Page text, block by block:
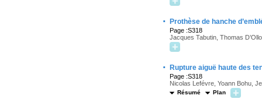
· Prothèse de hanche
Page :S318
Jacques Tabutin, Thomas
· Rupture aiguë haute des
Page :S318
Nicolas Lefévre, Yoann Bohu,
Résumé Plan